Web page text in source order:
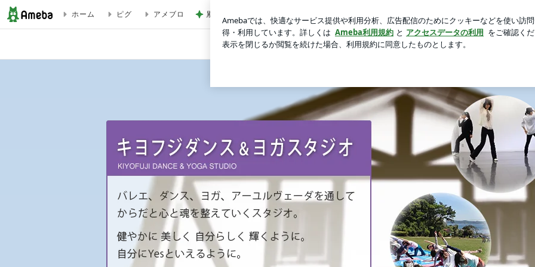
12/27(金)19:30〜21:00キャンドルナイトヨガ | 自分軸を持って美しく豊かに生きる女性の味方！横須賀・銀座 ヨガ・ダンス・バレエ
HOME
PROFILE アメブロ ページ
ホーム ピグ アメブロ 累計数千枚をお届けした美脚パンツ